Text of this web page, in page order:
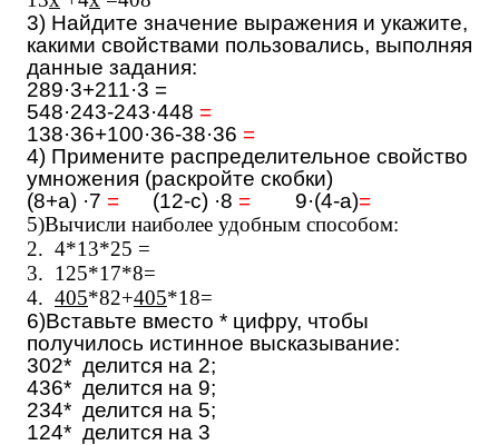
3) Найдите значение выражения и укажите,
какими свойствами пользовались, выполняя
данные задания:
289·3+211·3 =
548·243-243·448 =
138·36+100·36-38·36 =
4) Примените распределительное свойство
умножения (раскройте скобки)
(8+а) ·7 = (12-с) ·8 = 9·(4-а)=
5)Вычисли наиболее удобным способом:
2. 4*13*25 =
3. 125*17*8=
4. 405*82+405*18=
6)Вставьте вместо * цифру, чтобы
получилось истинное высказывание:
302* делится на 2;
436* делится на 9;
234* делится на 5;
124* делится на 3